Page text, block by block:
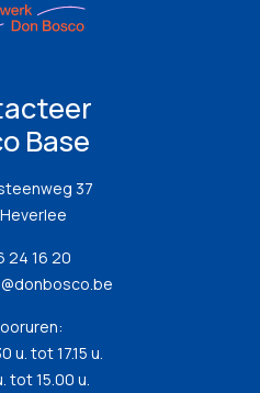
Base
37
24 16 20
u. tot 17.15 u.
tot 15.00 u.